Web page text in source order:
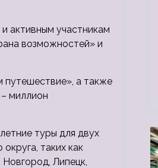
активным участникам
возможностей» и
путешествие», а также
миллион
туры для двух
таких как
Липецк,